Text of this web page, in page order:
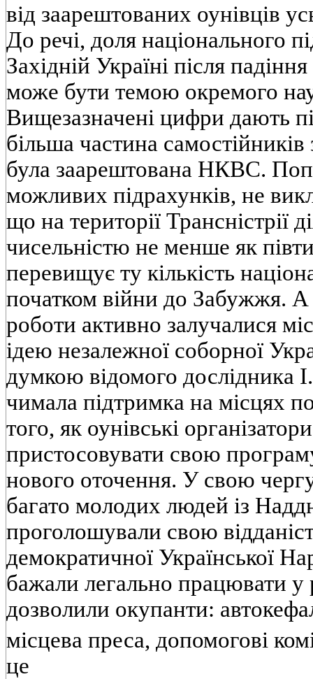
від заарештованих оунівців
До речі, доля національного
Західній Україні після
може бути темою окремого
Вищезазначені цифри дають
більша частина
була заарештована НКВС.
можливих підрахунків, не
що на території Трансністрії
чисельністю не менше як
перевищує ту кількість
початком війни до Забужжя.
роботи активно залучалися
ідею незалежної соборної
думкою відомого дослідника
чимала підтримка на місцях
того, як оунівські
пристосовувати свою
нового оточення. У свою
багато молодих людей із
проголошували свою
демократичної Української
бажали легально працювати у
дозволили окупанти:
місцева преса, допомогові
це